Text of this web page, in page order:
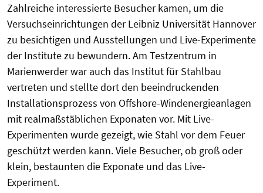
Zahlreiche interessierte Besucher kamen, um die
Versuchseinrichtungen der Leibniz Universität Hannover
zu besichtigen und Ausstellungen und Live-Experimente
der Institute zu bewundern. Am Testzentrum in
Marienwerder war auch das Institut für Stahlbau
vertreten und stellte dort den beeindruckenden
Installationsprozess von Offshore-Windenergieanlagen
mit realmaßstäblichen Exponaten vor. Mit Live-
Experimenten wurde gezeigt, wie Stahl vor dem Feuer
geschützt werden kann. Viele Besucher, ob groß oder
klein, bestaunten die Exponate und das Live-
Experiment.